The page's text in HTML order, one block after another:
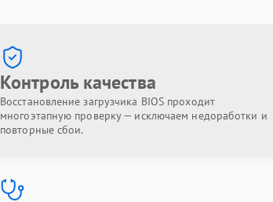
Контроль качества
Восстановление загрузчика BIOS проходит
многоэтапную проверку — исключаем недоработки и
повторные сбои.